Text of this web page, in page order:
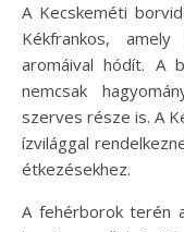
A Kecskeméti
Kékfrankos,
aromáival hódít. A
nemcsak
szerves része is. A
ízvilággal
étkezésekhez.
A fehérborok terén